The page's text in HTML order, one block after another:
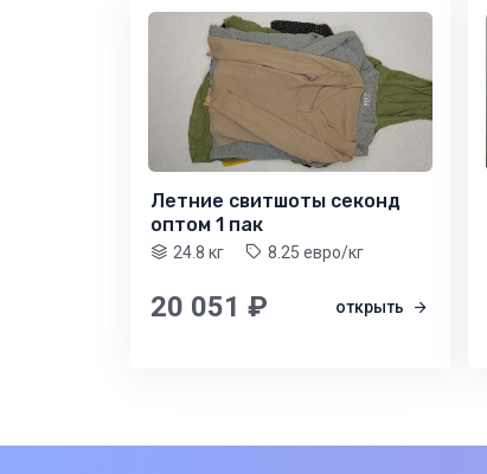
Летние свитшоты секонд
оптом 1 пак
24.8 кг 8.25 евро/кг
20 051 ₽ открыть